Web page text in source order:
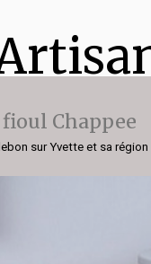
Chappee
sur Yvette et sa région